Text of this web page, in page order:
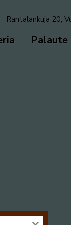
Rantalankuja 20,
Palaute